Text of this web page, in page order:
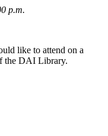
p.m.
like to attend on a
the DAI Library.